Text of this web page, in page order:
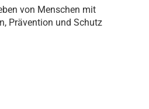
von Menschen mit
Prävention und Schutz